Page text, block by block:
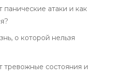
атаки и как
о которой нельзя
тревожные состояния и
Блог